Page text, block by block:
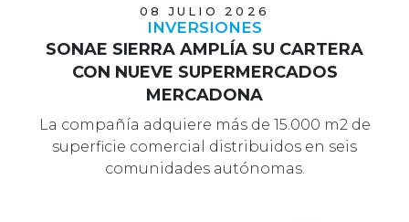
08 JULIO 2026
INVERSIONES
SONAE SIERRA AMPLÍA SU CARTERA
CON NUEVE SUPERMERCADOS
MERCADONA
La compañía adquiere más de 15.000 m2 de
superficie comercial distribuidos en seis
comunidades autónomas.